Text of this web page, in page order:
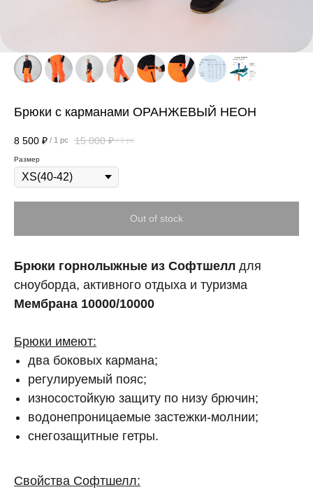
Брюки с карманами ОРАНЖЕВЫЙ НЕОН
8 500 ₽ / 1 pc 15 000 ₽ / 1 pc
Размер
Out of stock
Брюки горнолыжные из Софтшелл для
сноуборда, активного отдыха и туризма
Мембрана 10000/10000
Брюки имеют:
два боковых кармана;
регулируемый пояс;
износостойкую защиту по низу брючин;
водонепроницаемые застежки-молнии;
cнегозащитные гетры.
Свойства Софтшелл: